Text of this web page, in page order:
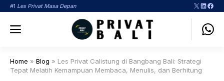
Langsung
#1 Les Privat Masa Depan X
Menu
Home » Blog » Les Privat Calistung di Bangbang Bali: Strategi
Tepat Melatih Kemampuan Membaca, Menulis, dan Berhitung